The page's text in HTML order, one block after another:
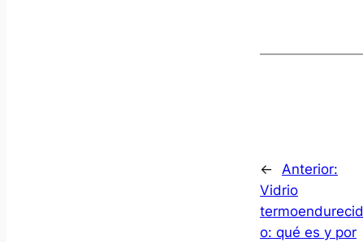
← Anterior:
Vidrio
termoendurecid
o: qué es y por